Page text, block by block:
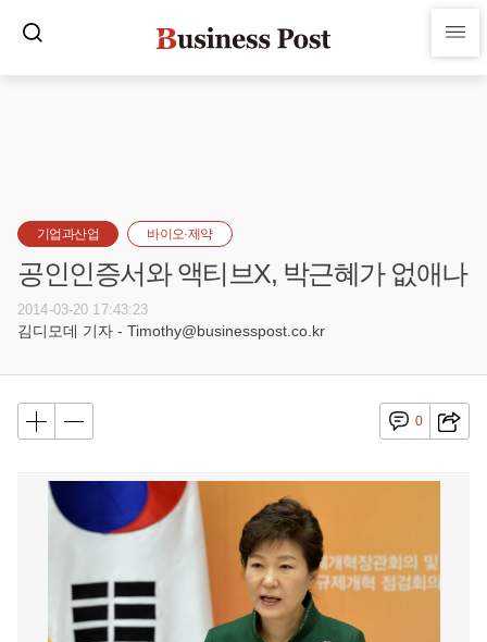
기업과산업 바이오·제약
공인인증서와 액티브X, 박근혜가 없애나
2014-03-20 17:43:23
김디모데 기자 - Timothy@businesspost.co.kr
0